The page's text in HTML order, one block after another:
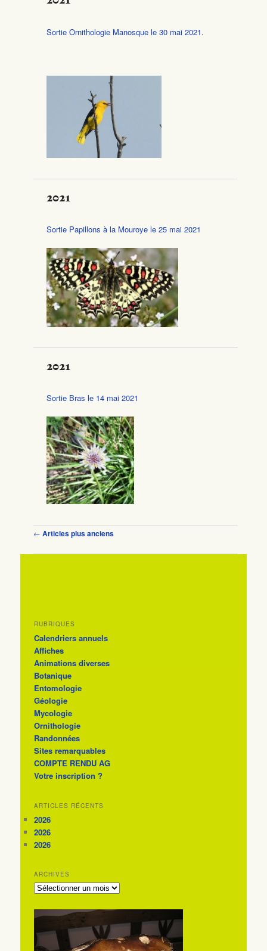
Sortie Ornithologie Manosque le 30 mai 2021.
2021
Sortie Papillons à la Mouroye le 25 mai 2021
2021
Sortie Bras le 14 mai 2021
Navigation des articles
← Articles plus anciens
RUBRIQUES
Calendriers annuels
Affiches
Animations diverses
Botanique
Entomologie
Géologie
Mycologie
Ornithologie
Randonnées
Sites remarquables
COMPTE RENDU AG
Votre inscription ?
ARTICLES RÉCENTS
2026
2026
2026
ARCHIVES
ARCHIVES